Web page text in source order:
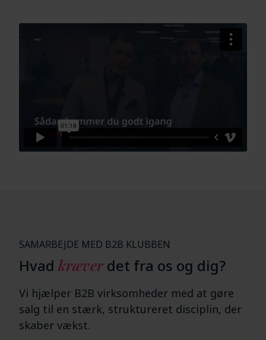
SAMARBEJDE MED B2B KLUBBEN
Hvad kræverdet fra os og dig?
Vi hjælper B2B virksomheder med at gøre
salg til en stærk, struktureret disciplin, der
skaber vækst.